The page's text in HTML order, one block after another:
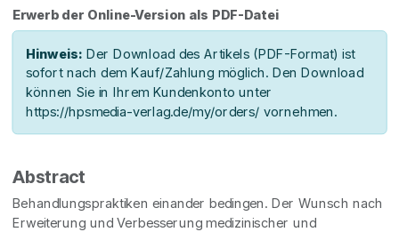
Erwerb der Online-Version als PDF-Datei
Hinweis: Der Download des Artikels (PDF-Format) ist
sofort nach dem Kauf/Zahlung möglich. Den Download
können Sie in Ihrem Kundenkonto unter
https://hpsmedia-verlag.de/my/orders/ vornehmen.
Abstract
Behandlungspraktiken einander bedingen. Der Wunsch nach
Erweiterung und Verbesserung medizinischer und